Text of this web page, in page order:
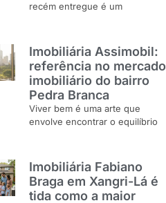
recém entregue é um
Imobiliária Assimobil:
referência no mercado
imobiliário do bairro
Pedra Branca
Viver bem é uma arte que
envolve encontrar o equilíbrio
Imobiliária Fabiano
Braga em Xangri-Lá é
tida como a maior